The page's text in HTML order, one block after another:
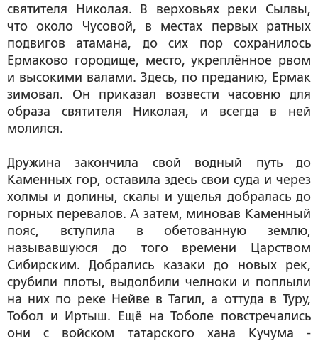
святителя Николая. В верховьях реки Сылвы,
что около Чусовой, в местах первых ратных
подвигов атамана, до сих пор сохранилось
Ермаково городище, место, укреплённое рвом
и высокими валами. Здесь, по преданию, Ермак
зимовал. Он приказал возвести часовню для
образа святителя Николая, и всегда в ней
молился.
Дружина закончила свой водный путь до
Каменных гор, оставила здесь свои суда и через
холмы и долины, скалы и ущелья добралась до
горных перевалов. А затем, миновав Каменный
пояс, вступила в обетованную землю,
называвшуюся до того времени Царством
Сибирским. Добрались казаки до новых рек,
срубили плоты, выдолбили челноки и поплыли
на них по реке Нейве в Тагил, а оттуда в Туру,
Тобол и Иртыш. Ещё на Тоболе повстречались
они с войском татарского хана Кучума -